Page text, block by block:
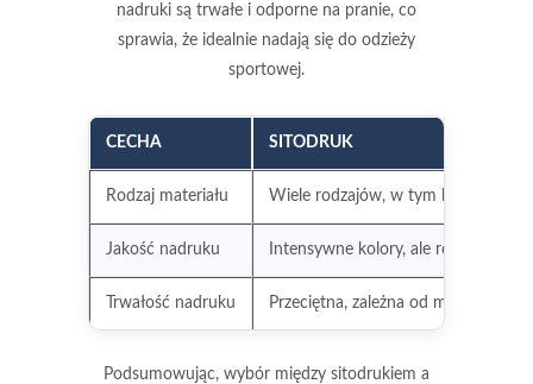
nadruki są trwałe i odporne na pranie, co
sprawia, że idealnie nadają się do odzieży
sportowej.
CECHA SITODRUK
Rodzaj materiału Wiele rodzajów, w tym bawełna i
Jakość nadruku Intensywne kolory, ale
Trwałość nadruku Przeciętna, zależna od materiału
Podsumowując, wybór między sitodrukiem a